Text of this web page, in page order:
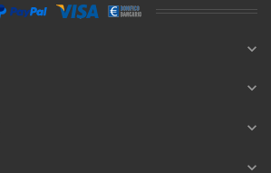
expand_more
expand_more
expand_more
expand_more